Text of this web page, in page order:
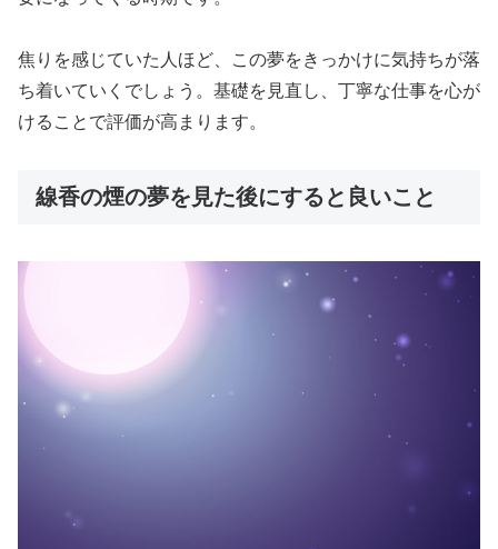
焦りを感じていた人ほど、この夢をきっかけに気持ちが落
ち着いていくでしょう。基礎を見直し、丁寧な仕事を心が
けることで評価が高まります。
線香の煙の夢を見た後にすると良いこと